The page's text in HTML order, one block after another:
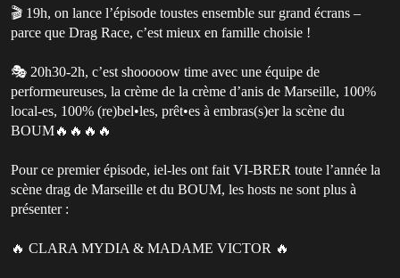
🎬 19h, on lance l’épisode toustes ensemble sur grand écrans –
parce que Drag Race, c’est mieux en famille choisie !
🎭 20h30-2h, c’est shooooow time avec une équipe de
performeureuses, la crème de la crème d’anis de Marseille, 100%
local-es, 100% (re)bel•les, prêt•es à embras(s)er la scène du
BOUM🔥🔥🔥🔥
Pour ce premier épisode, iel-les ont fait VI-BRER toute l’année la
scène drag de Marseille et du BOUM, les hosts ne sont plus à
présenter :
🔥 CLARA MYDIA & MADAME VICTOR 🔥